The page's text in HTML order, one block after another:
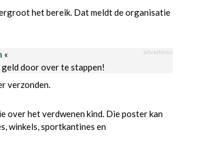
het bereik. Dat meldt de organisatie
« advertorial
geld door over te stappen!
verzonden.
over het verdwenen kind. Die poster kan
winkels, sportkantines en